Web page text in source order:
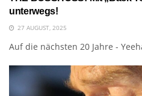
unterwegs!
27 AUGUST, 2025
Auf die nächsten 20 Jahre -